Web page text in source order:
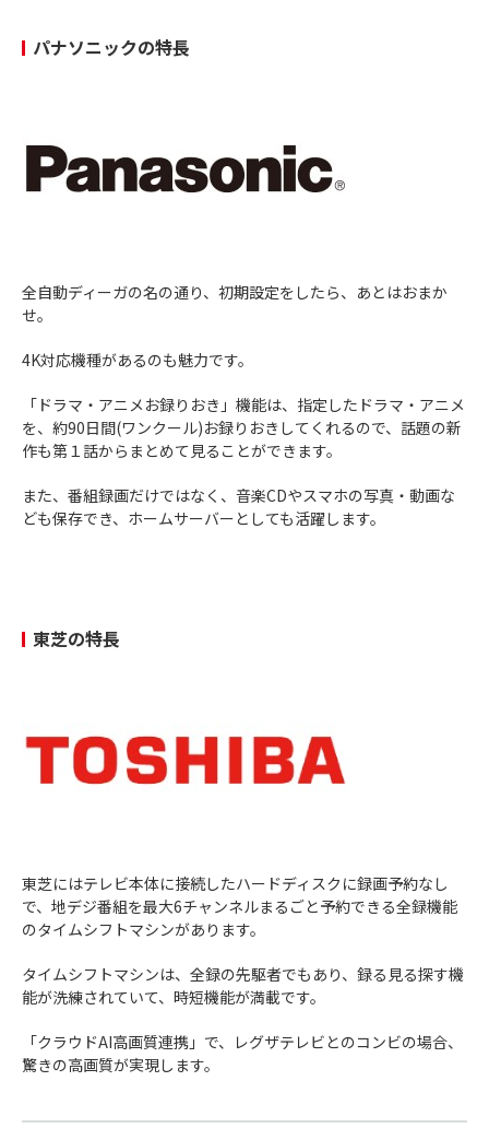
パナソニックの特長
全自動ディーガの名の通り、初期設定をしたら、あとはおまか
せ。
4K対応機種があるのも魅力です。
「ドラマ・アニメお録りおき」機能は、指定したドラマ・アニメ
を、約90日間(ワンクール)お録りおきしてくれるので、話題の新
作も第１話からまとめて見ることができます。
また、番組録画だけではなく、音楽CDやスマホの写真・動画な
ども保存でき、ホームサーバーとしても活躍します。
東芝の特長
東芝にはテレビ本体に接続したハードディスクに録画予約なし
で、地デジ番組を最大6チャンネルまるごと予約できる全録機能
のタイムシフトマシンがあります。
タイムシフトマシンは、全録の先駆者でもあり、録る見る探す機
能が洗練されていて、時短機能が満載です。
「クラウドAI高画質連携」で、レグザテレビとのコンビの場合、
驚きの高画質が実現します。